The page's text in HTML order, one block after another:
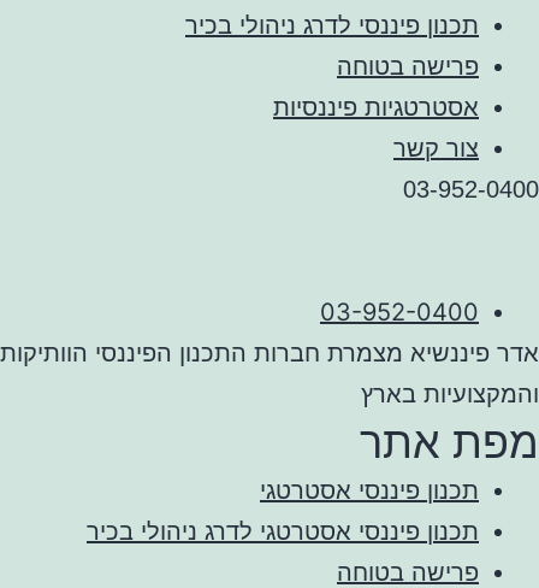
תכנון פיננסי לדרג ניהולי בכיר
פרישה בטוחה
אסטרטגיות פיננסיות
צור קשר
03-952-0400
03-952-0400
אדר פיננשיא מצמרת חברות התכנון הפיננסי הוותיקות
והמקצועיות בארץ
מפת אתר
תכנון פיננסי אסטרטגי
תכנון פיננסי אסטרטגי לדרג ניהולי בכיר
פרישה בטוחה